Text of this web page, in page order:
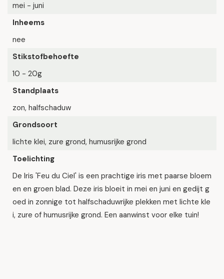
mei - juni
Inheems
nee
Stikstofbehoefte
10 - 20g
Standplaats
zon, halfschaduw
Grondsoort
lichte klei, zure grond, humusrijke grond
Toelichting
De Iris 'Feu du Ciel' is een prachtige iris met paarse bloem
en en groen blad. Deze iris bloeit in mei en juni en gedijt g
oed in zonnige tot halfschaduwrijke plekken met lichte kle
i, zure of humusrijke grond. Een aanwinst voor elke tuin!